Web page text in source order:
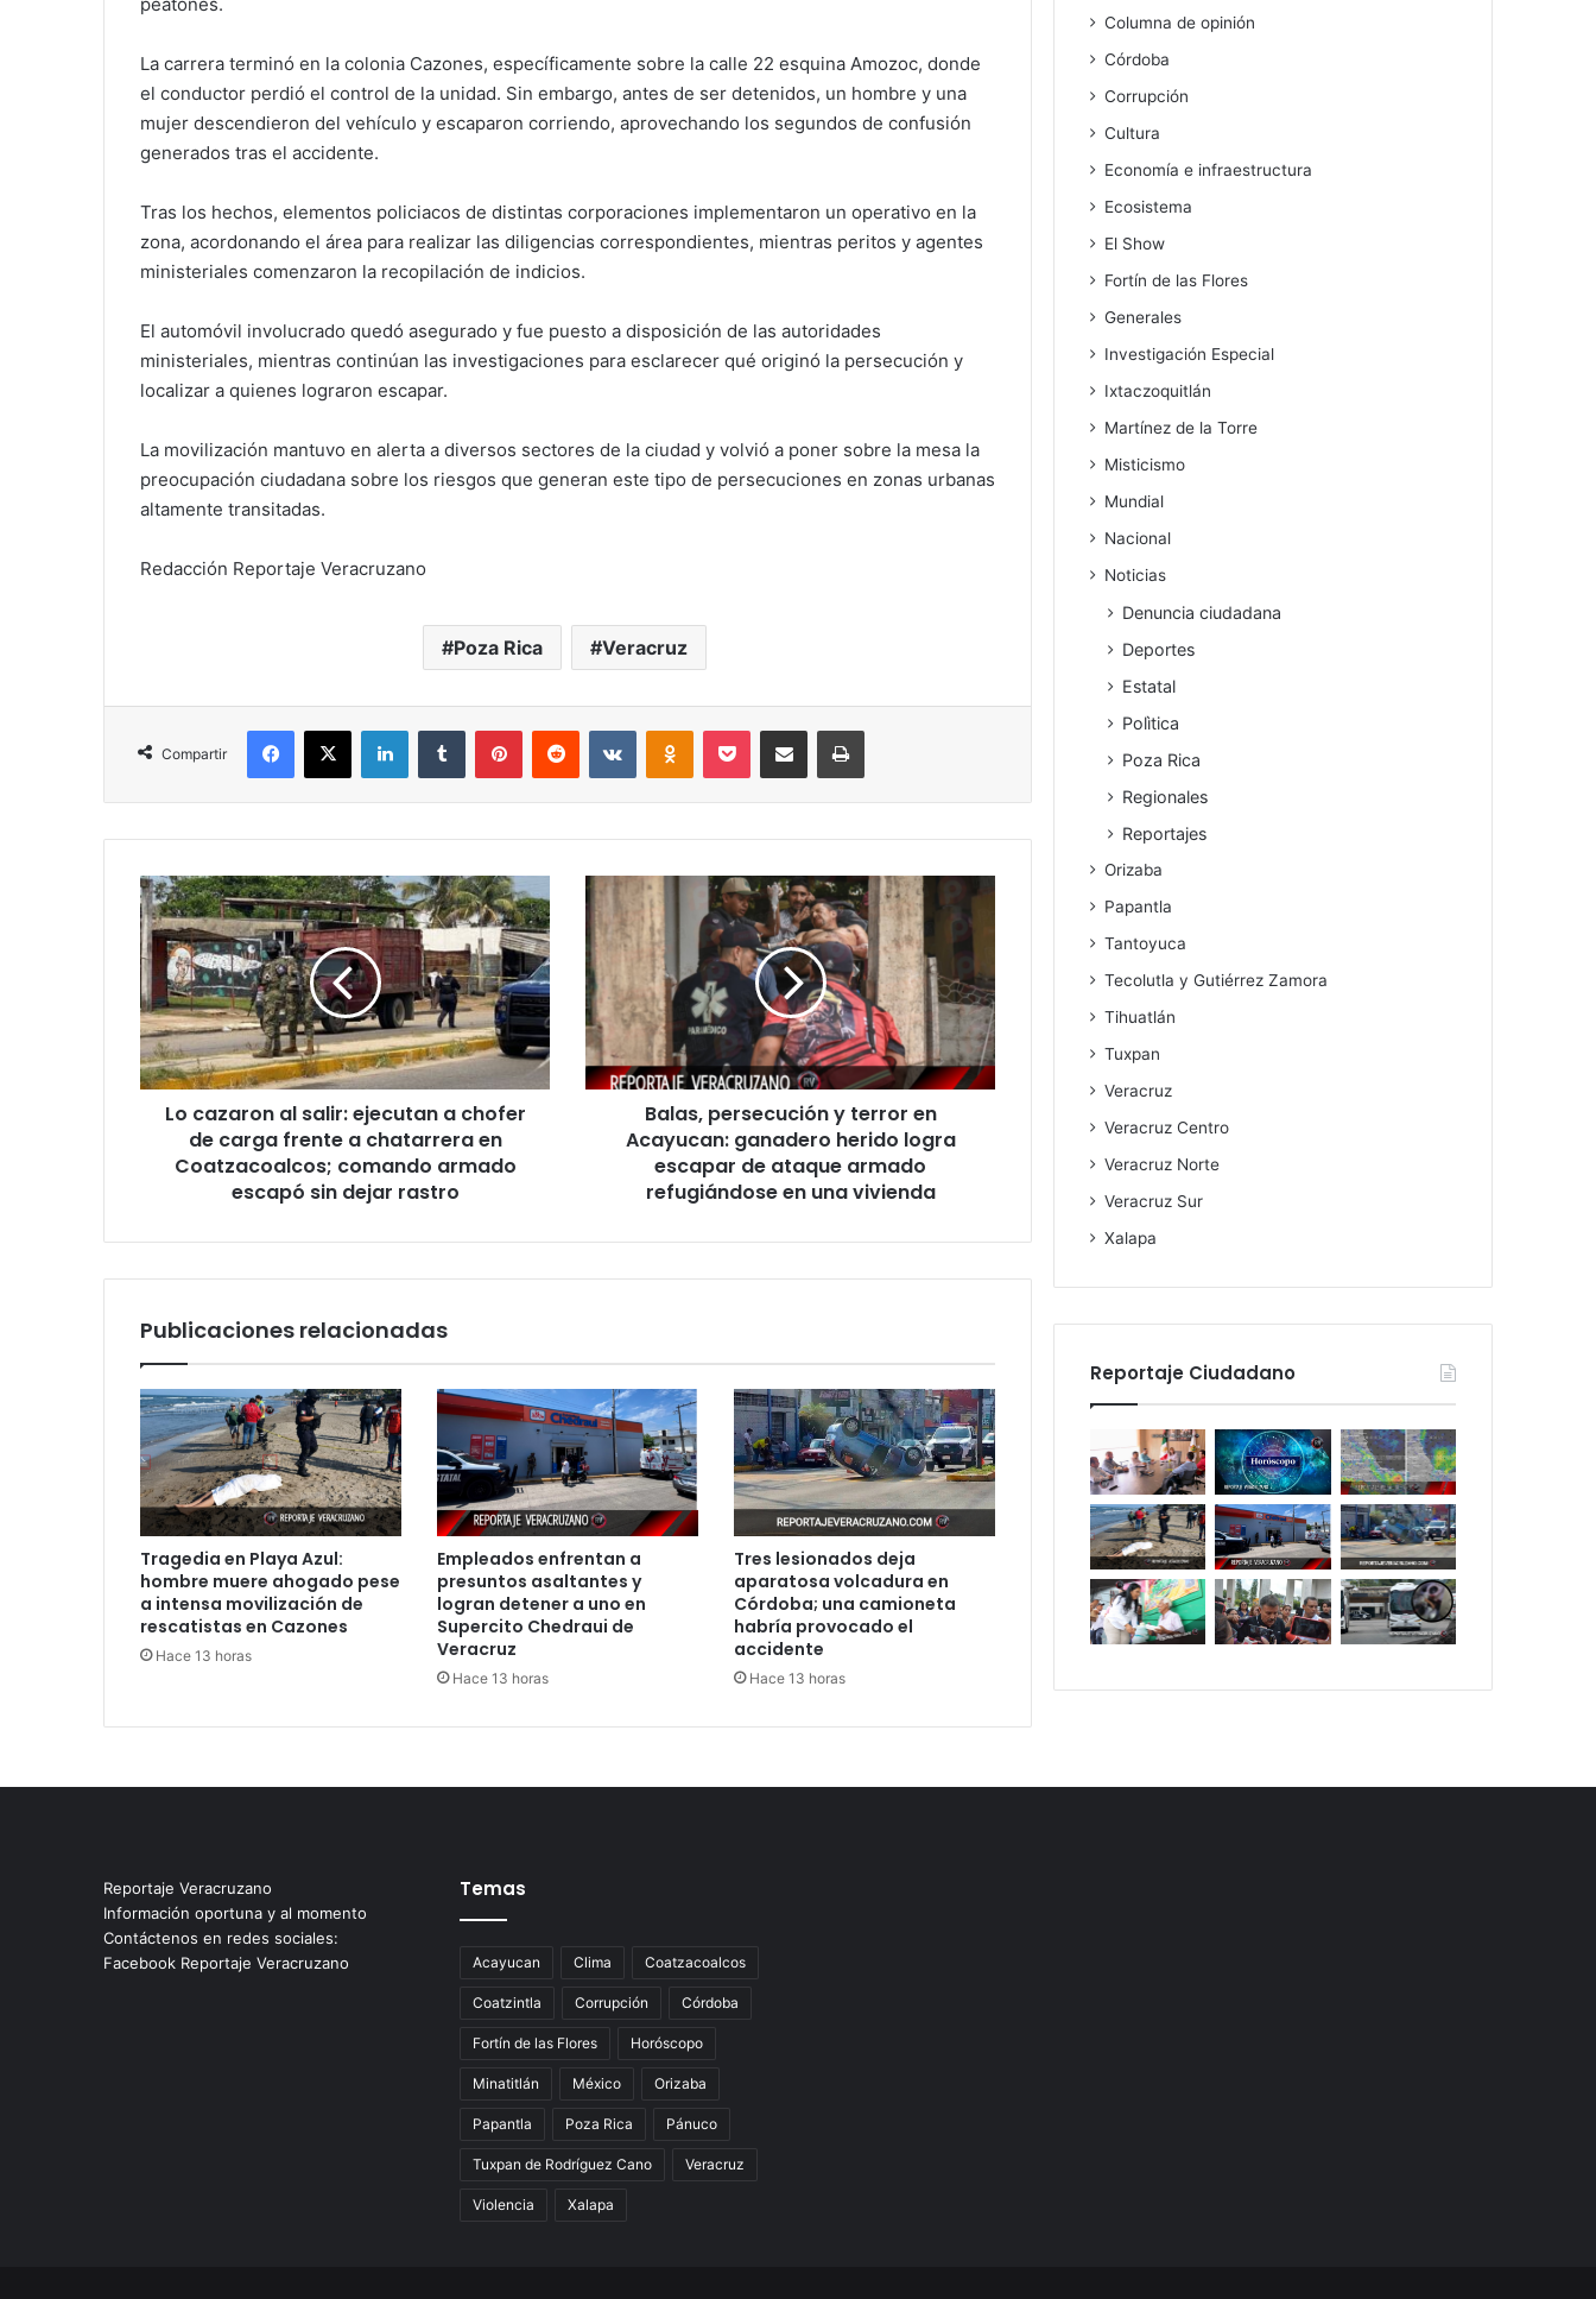
La carrera terminó en la colonia Cazones, específicamente sobre la calle 22 esquina Amozoc, donde
el conductor perdió el control de la unidad. Sin embargo, antes de ser detenidos, un hombre y una
mujer descendieron del vehículo y escaparon corriendo, aprovechando los segundos de confusión
generados tras el accidente.
Tras los hechos, elementos policiacos de distintas corporaciones implementaron un operativo en la
zona, acordonando el área para realizar las diligencias correspondientes, mientras peritos y agentes
ministeriales comenzaron la recopilación de indicios.
El automóvil involucrado quedó asegurado y fue puesto a disposición de las autoridades
ministeriales, mientras continúan las investigaciones para esclarecer qué originó la persecución y
localizar a quienes lograron escapar.
La movilización mantuvo en alerta a diversos sectores de la ciudad y volvió a poner sobre la mesa la
preocupación ciudadana sobre los riesgos que generan este tipo de persecuciones en zonas urbanas
altamente transitadas.
Redacción Reportaje Veracruzano
Poza Rica Veracruz
Compartir
Facebook
X LinkedInTumblr PinterestReddit VKontakteOdnoklassniki
Pocket Compartir por correo electrónicoImprimir
Lo
cazaron
al
salir:
ejecutan
a
chofer
de
carga
frente
chatarrera
escapó
dejar
rastro
Lo cazaron al salir: ejecutan a chofer
de carga frente a chatarrera en
Coatzacoalcos; comando armado
escapó sin dejar rastro
Balas,
persecución
y
terror
en
Acayucan:
ganadero
herido
logra
vivienda
Balas, persecución y terror en
Acayucan: ganadero herido logra
escapar de ataque armado
refugiándose en una vivienda
Publicaciones relacionadas
Tragedia en Playa Azul:
hombre muere ahogado pese
a intensa movilización de
rescatistas en Cazones
Hace 13 horas
Empleados enfrentan a
presuntos asaltantes y
logran detener a uno en
Supercito Chedraui de
Veracruz
Hace 13 horas
Tres lesionados deja
aparatosa volcadura en
Córdoba; una camioneta
habría provocado el
accidente
Hace 13 horas
Columna de opinión
Córdoba
Corrupción
Cultura
Economía e infraestructura
Ecosistema
El Show
Fortín de las Flores
Generales
Investigación Especial
Ixtaczoquitlán
Martínez de la Torre
Misticismo
Mundial
Nacional
Noticias
Denuncia ciudadana
Deportes
Estatal
Polìtica
Poza Rica
Regionales
Reportajes
Orizaba
Papantla
Tantoyuca
Tecolutla y Gutiérrez Zamora
Tihuatlán
Tuxpan
Veracruz
Veracruz Centro
Veracruz Norte
Veracruz Sur
Xalapa
Reportaje Ciudadano
Reportaje Veracruzano
Información oportuna y al momento
Contáctenos en redes sociales:
Facebook Reportaje Veracruzano
Temas
Acayucan Clima Coatzacoalcos
Coatzintla Corrupción Córdoba
Fortín de las Flores Horóscopo
Minatitlán México Orizaba
Papantla Poza Rica Pánuco
Tuxpan de Rodríguez Cano Veracruz
Violencia Xalapa